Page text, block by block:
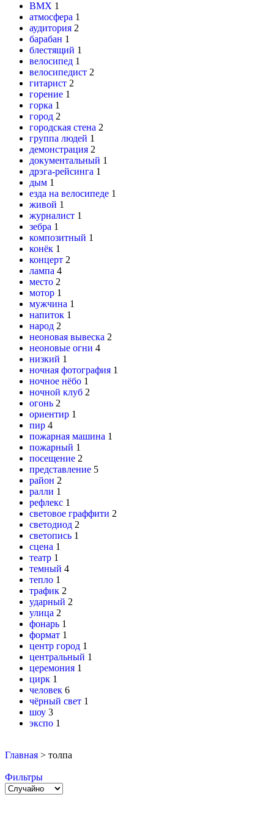
BMX 1
атмосфера 1
аудитория 2
барабан 1
блестящий 1
велосипед 1
велосипедист 2
гитарист 2
горение 1
горка 1
город 2
городская стена 2
группа людей 1
демонстрация 2
документальный 1
дрэга-рейсинга 1
дым 1
езда на велосипеде 1
живой 1
журналист 1
зебра 1
композитный 1
конёк 1
концерт 2
лампа 4
место 2
мотор 1
мужчина 1
напиток 1
народ 2
неоновая вывеска 2
неоновые огни 4
низкий 1
ночная фотография 1
ночное нёбо 1
ночной клуб 2
огонь 2
ориентир 1
пир 4
пожарная машина 1
пожарный 1
посещение 2
представление 5
район 2
ралли 1
рефлекс 1
световое граффити 2
светодиод 2
светопись 1
сцена 1
театр 1
темный 4
тепло 1
трафик 2
ударный 2
улица 2
фонарь 1
формат 1
центр город 1
центральный 1
церемония 1
цирк 1
человек 6
чёрный свет 1
шоу 3
экспо 1
Главная > толпа
Фильтры